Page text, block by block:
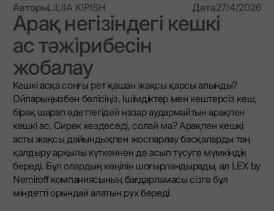
АвторыLILIIA KIPISH Дата27/4/2026
Арақ негізіндегі кешкі
ас тәжірибесін
жобалау
Кешкі асқа соңғы рет қашан жақсы қарсы алынды?
Ойларыңызбен бөлісіңіз. Ішімдіктер мен кештерсіз кеш,
бірақ шарап әдеттегідей назар аудармайтын арақпен
кешкі ас. Сирек кездеседі, солай ма? Арақпен кешкі
асты жақсы дайындықпен жоспарлау басқаларды таң
қалдыру арқылы күткеннен де асып түсуге мүмкіндік
береді. Бұл олардың көңілін шоғырландырады, ал LEX by
Nemiroff компаниясының бағдарламасы сізге бұл
міндетті орындай алатын рух береді.